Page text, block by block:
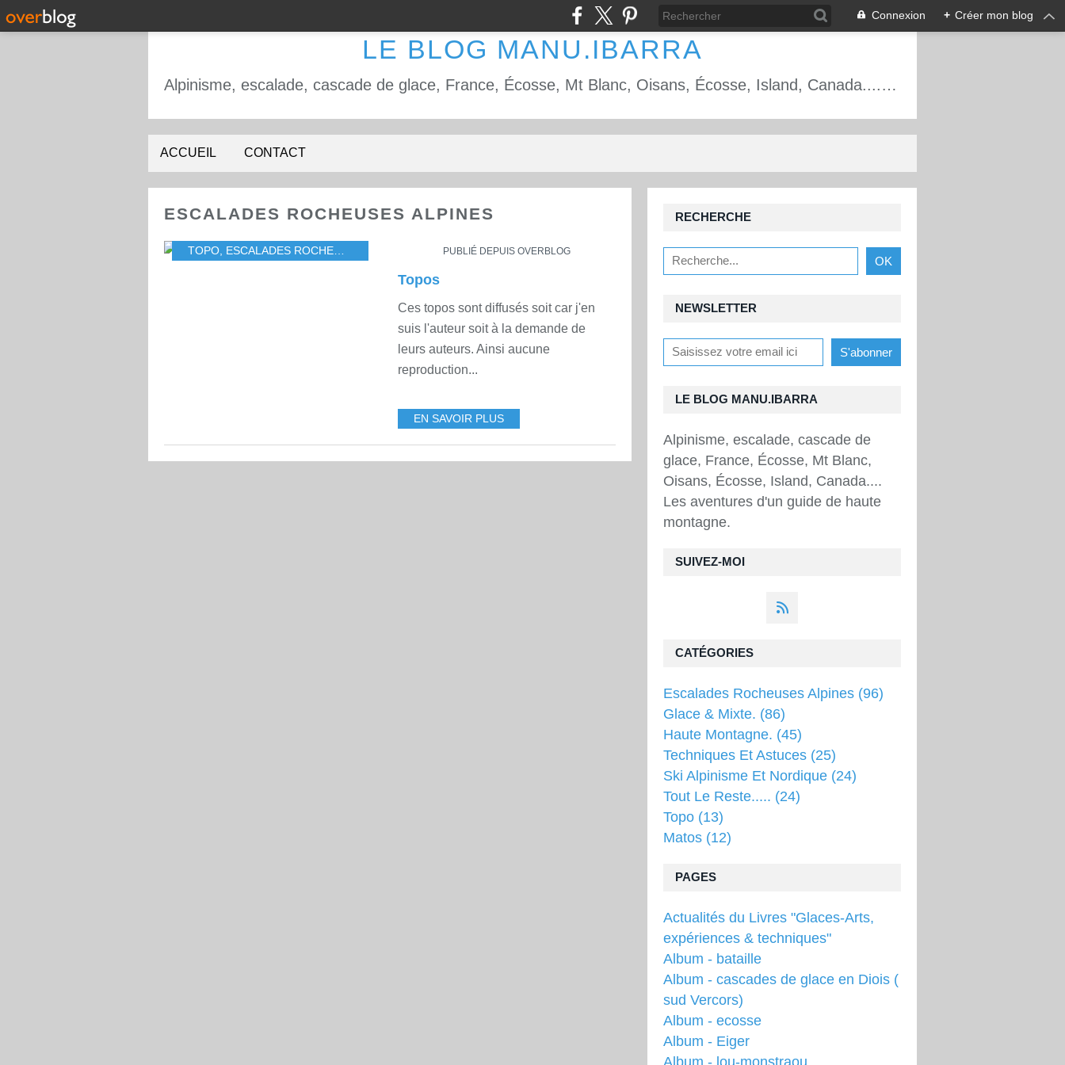
Connexion + Créer mon blog
LE BLOG MANU.IBARRA
Alpinisme, escalade, cascade de glace, France, Écosse, Mt Blanc, Oisans, Écosse, Island, Canada.... Les aventures d'un guide de haute montagne.
ACCUEIL CONTACT
ESCALADES ROCHEUSES ALPINES
TOPO, ESCALADES ROCHEUSES ALPINES GLACE & MIXTE.,HAUTE MONTAGNE.
PUBLIÉ DEPUIS OVERBLOG
Topos
Ces topos sont diffusés soit car j'en
suis l'auteur soit à la demande de
leurs auteurs. Ainsi aucune
reproduction...
EN SAVOIR PLUS
NEWSLETTER
SUIVEZ-MOI
RECHERCHE
LE BLOG MANU.IBARRA
Alpinisme, escalade, cascade de
glace, France, Écosse, Mt Blanc,
Oisans, Écosse, Island, Canada....
Les aventures d'un guide de haute
montagne.
PAGES
Actualités du Livres "Glaces-Arts,
expériences & techniques"
Album - bataille
Album - cascades de glace en Diois (
sud Vercors)
Album - ecosse
Album - Eiger
Album - lou-monstraou
CATÉGORIES
Escalades Rocheuses Alpines (96)
Glace & Mixte. (86)
Haute Montagne. (45)
Techniques Et Astuces (25)
Ski Alpinisme Et Nordique (24)
Tout Le Reste..... (24)
Topo (13)
Matos (12)